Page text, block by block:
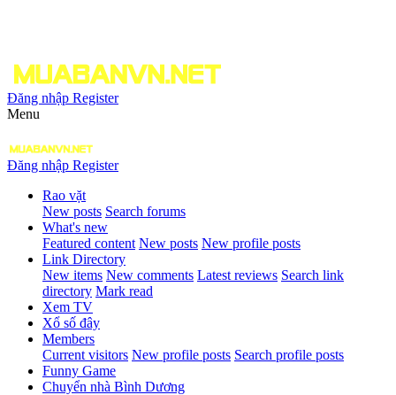
Đăng nhập Register
Menu
Đăng nhập Register
Rao vặt
New posts Search forums
What's new
Featured content New posts New profile posts
Link Directory
New items New comments Latest reviews Search link
directory Mark read
Xem TV
Xổ số đây
Members
Current visitors New profile posts Search profile posts
Funny Game
Chuyển nhà Bình Dương